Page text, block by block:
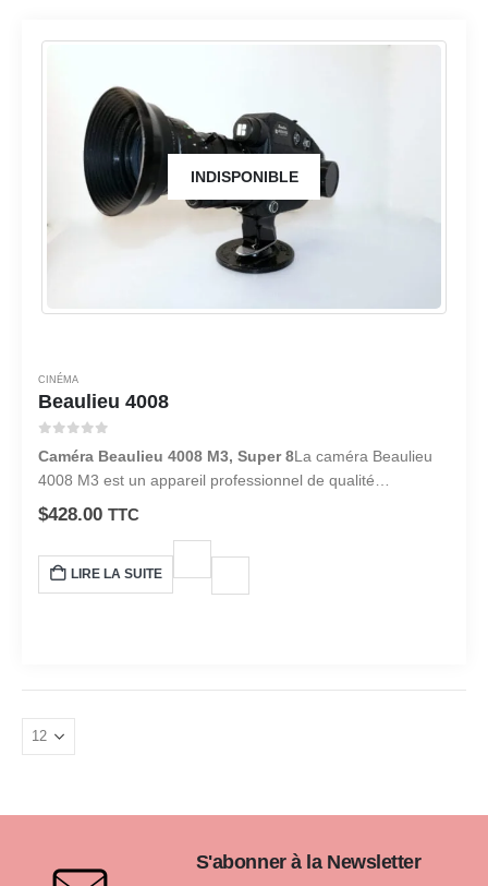
INDISPONIBLE
CINÉMA
Beaulieu 4008
Caméra Beaulieu 4008 M3, Super 8La caméra Beaulieu
4008 M3 est un appareil professionnel de qualité
supérieure, conçu pour les amateurs de cinéma Super 8.
Cette caméra est réputée pour sa fiabilité, sa robustesse et
sa facilité d'utilisation.
$428.00 TTC
LIRE LA SUITE
S'abonner à la Newsletter